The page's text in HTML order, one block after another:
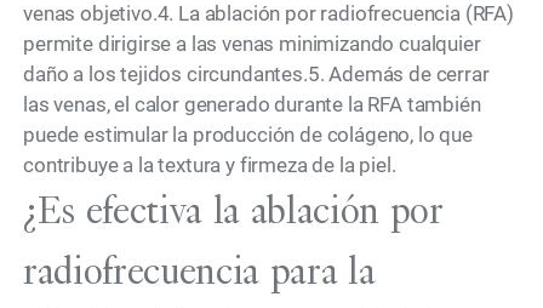
venas objetivo.4. La ablación por radiofrecuencia (RFA)
permite dirigirse a las venas minimizando cualquier
daño a los tejidos circundantes.5. Además de cerrar
las venas, el calor generado durante la RFA también
puede estimular la producción de colágeno, lo que
contribuye a la textura y firmeza de la piel.
¿Es efectiva la ablación por
radiofrecuencia para la